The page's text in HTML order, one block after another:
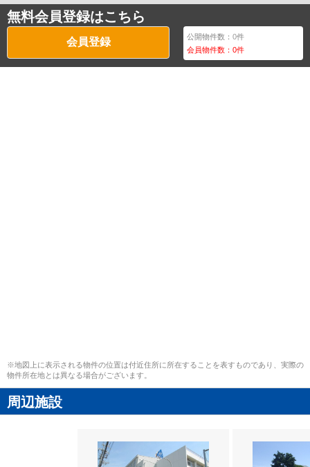
無料会員登録はこちら
会員登録 公開物件数：0件
会員物件数：0件
※地図上に表示される物件の位置は付近住所に所在することを表すものであり、実際の
物件所在地とは異なる場合がございます。
周辺施設